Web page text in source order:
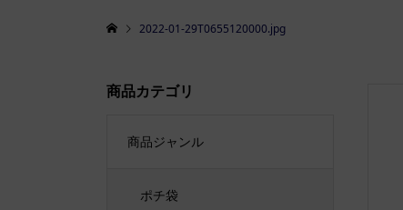
2022-01-29T0655120000.jpg
商品カテゴリ
商品ジャンル
ポチ袋